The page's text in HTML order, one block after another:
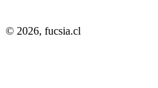
© 2026, fucsia.cl